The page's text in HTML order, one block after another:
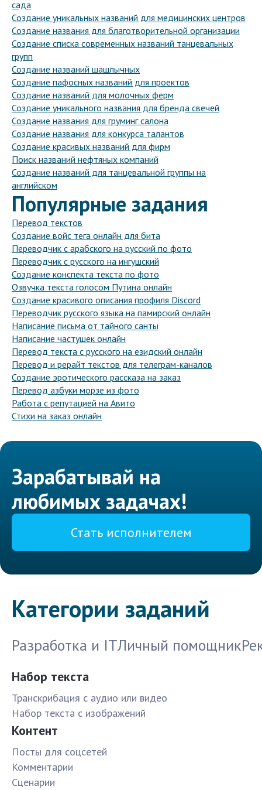
сада
Создание уникальных названий для медицинских центров
Создание названия для благотворительной организации
Создание списка современных названий танцевальных
групп
Создание названий шашлычных
Создание пафосных названий для проектов
Создание названий для молочных ферм
Создание уникального названия для бренда свечей
Создание названия для груминг салона
Создание названия для конкурса талантов
Создание красивых названий для фирм
Поиск названий нефтяных компаний
Создание названий для танцевальной группы на
английском
Популярные задания
Перевод текстов
Создание войс тега онлайн для бита
Переводчик с арабского на русский по фото
Переводчик с русского на ингушский
Создание конспекта текста по фото
Озвучка текста голосом Путина онлайн
Создание красивого описания профиля Discord
Переводчик русского языка на памирский онлайн
Написание письма от тайного санты
Написание частушек онлайн
Перевод текста с русского на езидский онлайн
Перевод и рерайт текстов для телеграм-каналов
Создание эротического рассказа на заказ
Перевод азбуки морзе из фото
Работа с репутацией на Авито
Стихи на заказ онлайн
Зарабатывай на
любимых задачах!
Стать исполнителем
Категории заданий
Разработка и ITЛичный помощник
Набор текста
Транскрибация с аудио или видео
Набор текста с изображений
Контент
Посты для соцсетей
Комментарии
Сценарии